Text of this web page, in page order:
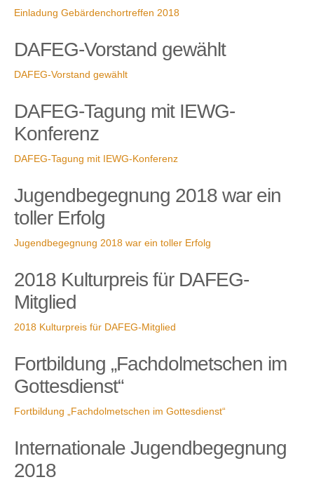
Einladung Gebärdenchortreffen 2018
DAFEG-Vorstand gewählt
DAFEG-Vorstand gewählt
DAFEG-Tagung mit IEWG-
Konferenz
DAFEG-Tagung mit IEWG-Konferenz
Jugendbegegnung 2018 war ein
toller Erfolg
Jugendbegegnung 2018 war ein toller Erfolg
2018 Kulturpreis für DAFEG-
Mitglied
2018 Kulturpreis für DAFEG-Mitglied
Fortbildung „Fachdolmetschen im
Gottesdienst“
Fortbildung „Fachdolmetschen im Gottesdienst“
Internationale Jugendbegegnung
2018